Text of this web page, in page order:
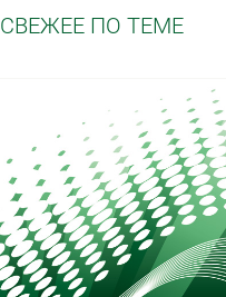
СВЕЖЕЕ ПО ТЕМЕ